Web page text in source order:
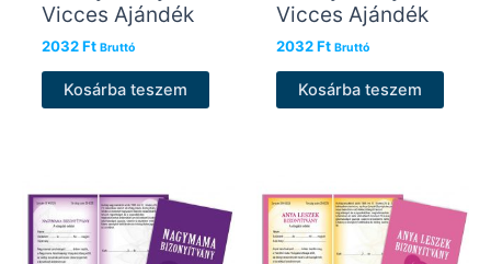
Vicces Ajándék
2032Ft Bruttó
Kosárba teszem
Vicces Ajándék
2032Ft Bruttó
Kosárba teszem